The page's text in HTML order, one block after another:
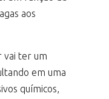
aos
vai ter um
em uma
químicos,